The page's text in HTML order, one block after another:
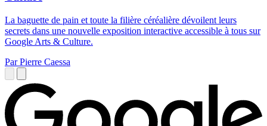
La baguette de pain et toute la filière céréalière dévoilent leurs
secrets dans une nouvelle exposition interactive accessible à tous sur
Google Arts & Culture.
Par Pierre Caessa